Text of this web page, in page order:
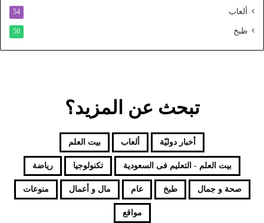
ألعاب 54
طبخ 50
تبحث عن المزيد؟
أخبار دوليّة ألعاب بيت العلم
بيت العلم - التعليم فى السعودية تكنولوجيا رياضة
صحة و جمال طبخ عام مال و أعمال منوعات
مواقع